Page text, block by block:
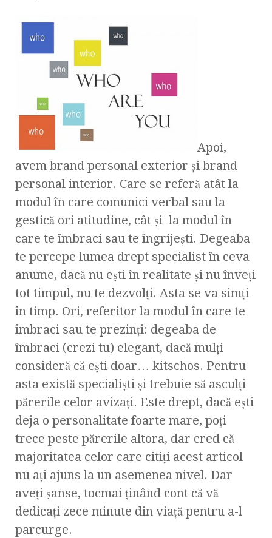
Apoi,
avem brand personal exterior şi brand
personal interior. Care se referă atât la
modul în care comunici verbal sau la
gestică ori atitudine, cât şi la modul în
care te îmbraci sau te îngrijeşti. Degeaba
te percepe lumea drept specialist în ceva
anume, dacă nu eşti în realitate şi nu înveţi
tot timpul, nu te dezvolţi. Asta se va simţi
în timp. Ori, referitor la modul în care te
îmbraci sau te prezinţi: degeaba de
îmbraci (crezi tu) elegant, dacă mulţi
consideră că eşti doar… kitschos. Pentru
asta există specialişti şi trebuie să asculţi
părerile celor avizaţi. Este drept, dacă eşti
deja o personalitate foarte mare, poţi
trece peste părerile altora, dar cred că
majoritatea celor care citiţi acest articol
nu aţi ajuns la un asemenea nivel. Dar
aveţi şanse, tocmai ţinând cont că vă
dedicaţi zece minute din viaţă pentru a-l
parcurge.